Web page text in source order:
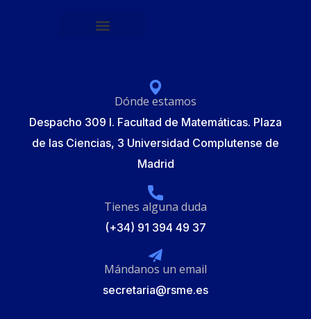
Dónde estamos
Despacho 309 I. Facultad de Matemáticas. Plaza
de las Ciencias, 3 Universidad Complutense de
Madrid
Tienes alguna duda
(+34) 91 394 49 37
Mándanos un email
secretaria@rsme.es